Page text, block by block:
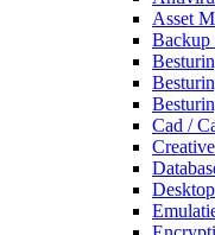
Asset
Backup
Cad /